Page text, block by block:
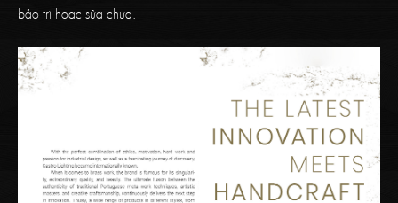
bảo trì hoặc sửa chữa.